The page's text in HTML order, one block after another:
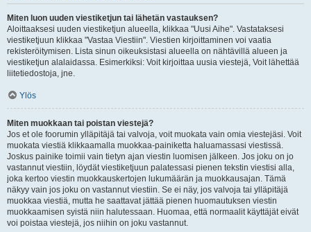
Miten luon uuden viestiketjun tai lähetän vastauksen?
Aloittaaksesi uuden viestiketjun alueella, klikkaa "Uusi Aihe". Vastataksesi
viestiketjuun klikkaa "Vastaa Viestiin". Viestien kirjoittaminen voi vaatia
rekisteröitymisen. Lista sinun oikeuksistasi alueella on nähtävillä alueen ja
viestiketjun alalaidassa. Esimerkiksi: Voit kirjoittaa uusia viestejä, Voit lähettää
liitetiedostoja, jne.
Ylös
Miten muokkaan tai poistan viestejä?
Jos et ole foorumin ylläpitäjä tai valvoja, voit muokata vain omia viestejäsi. Voit
muokata viestiä klikkaamalla muokkaa-painiketta haluamassasi viestissä.
Joskus painike toimii vain tietyn ajan viestin luomisen jälkeen. Jos joku on jo
vastannut viestiin, löydät viestiketjuun palatessasi pienen tekstin viestisi alla,
joka kertoo viestin muokkauskertojen lukumäärän ja muokkausajan. Tämä
näkyy vain jos joku on vastannut viestiin. Se ei näy, jos valvoja tai ylläpitäjä
muokkaa viestiä, mutta he saattavat jättää pienen huomautuksen viestin
muokkaamisen syistä niin halutessaan. Huomaa, että normaalit käyttäjät eivät
voi poistaa viestejä, jos niihin on joku vastannut.